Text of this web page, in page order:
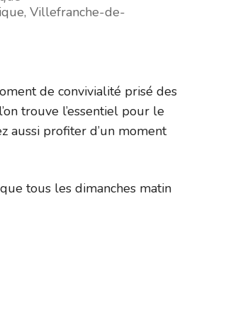
Villefranche-de-
de convivialité prisé des
trouve l’essentiel pour le
aussi profiter d’un moment
tous les dimanches matin